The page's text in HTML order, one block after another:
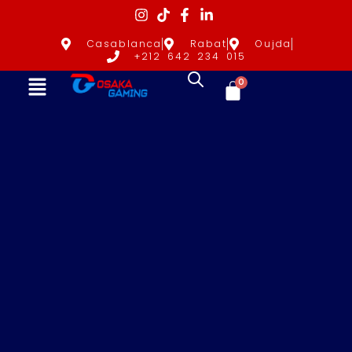
Casablanca Rabat
Oujda
+212 642 234 015
0